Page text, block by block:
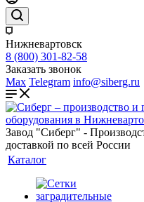
Нижневартовск
8 (800) 301-82-58
Заказать звонок
Max Telegram info@siberg.ru
Завод "Сиберг" -
доставкой по всей России
Каталог